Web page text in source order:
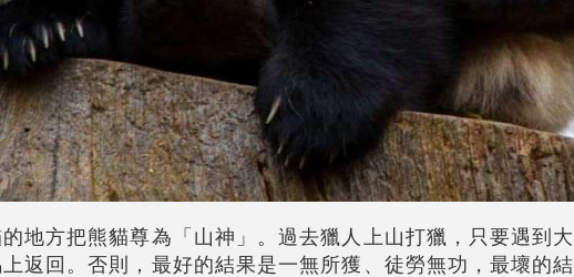
地方把熊貓尊為「山神」。過去獵人上山打獵，只要遇到
返回。否則，最好的結果是一無所獲、徒勞無功，最壞的